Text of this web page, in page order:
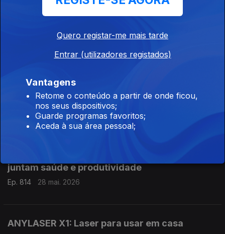
Google apresenta o Gemini 3.5 Flash: novo
modelo de linguagem
2026 fica marcado pela massificação das
baterias de iões de sódio
Ep. 815 29 mai. 2026
juntam saúde e produtividade
Ep. 814 28 mai. 2026
ANYLASER X1: Laser para usar em casa
Quero registar-me mais tarde
Entrar (utilizadores registados)
Vantagens
Retome o conteúdo a partir de onde ficou,
nos seus dispositivos;
Guarde programas favoritos;
Aceda à sua área pessoal;